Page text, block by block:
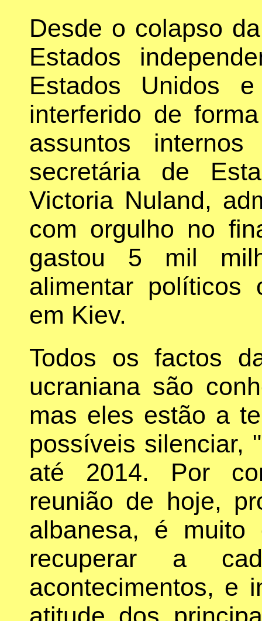
Desde o colapso
Estados
Estados Unidos
interferido de
assuntos
secretária de
Victoria Nuland,
com orgulho no
gastou 5 mil
alimentar políticos
em Kiev.
Todos os factos
ucraniana são
mas eles estão a
possíveis silenciar,
até 2014. Por
reunião de hoje,
albanesa, é muito
recuperar a
acontecimentos, e